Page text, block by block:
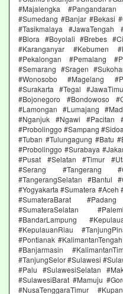
#Majalengka
#Sumedang #Banjar #Bekasi
#Tasikmalaya #JawaTengah
#Blora #Boyolali #Brebes
#Karanganyar #Kebumen
#Pekalongan #Pemalang
#Semarang #Sragen
#Wonosobo #Magelang
#Surakarta #Tegal
#Bojonegoro #Bondowoso
#Lamongan #Lumajang
#Nganjuk #Ngawi #Pacitan
#Probolinggo #Sampang
#Tuban #Tulungagung #Batu
#Probolinggo #Surabaya
#Pusat #Selatan #Timur
#Serang #Tangerang
#TangerangSelatan #Bantul
#Yogyakarta #Sumatera
#SumateraBarat
#SumateraSelatan
#BandarLampung
#KepulauanRiau
#Pontianak
#Banjarmasin
#TanjungSelor #Sulawesi
#Palu #SulawesiSelatan
#SulawesiBarat #Mamuju
#NusaTenggaraTimur